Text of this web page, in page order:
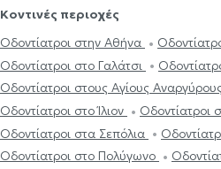
Κοντινές περιοχές
Οδοντίατροι στην Αθήνα
Οδοντίατροι στο Γαλάτσι
Οδοντίατροι στους Αγίους
Οδοντίατροι στο Ίλιον
Οδοντίατροι
Οδοντίατροι στα Σεπόλια
Οδοντίατροι στο Πολύγωνο